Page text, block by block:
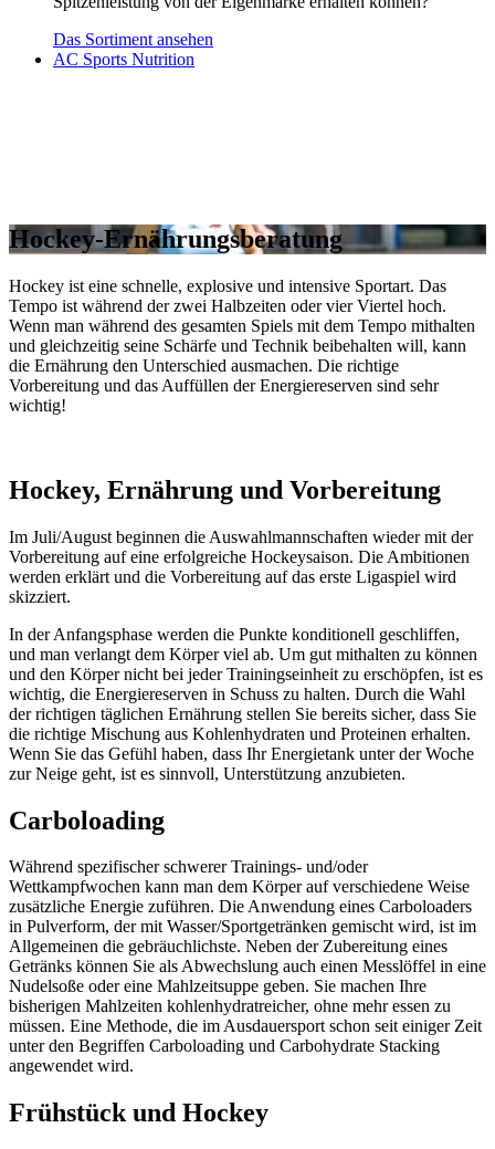
Das Sortiment ansehen
AC Sports Nutrition
Hockey-Ernährungsberatung
Hockey ist eine schnelle, explosive und intensive Sportart. Das
Tempo ist während der zwei Halbzeiten oder vier Viertel hoch.
Wenn man während des gesamten Spiels mit dem Tempo mithalten
und gleichzeitig seine Schärfe und Technik beibehalten will, kann
die Ernährung den Unterschied ausmachen. Die richtige
Vorbereitung und das Auffüllen der Energiereserven sind sehr
wichtig!
Hockey, Ernährung und Vorbereitung
Im Juli/August beginnen die Auswahlmannschaften wieder mit der
Vorbereitung auf eine erfolgreiche Hockeysaison. Die Ambitionen
werden erklärt und die Vorbereitung auf das erste Ligaspiel wird
skizziert.
In der Anfangsphase werden die Punkte konditionell geschliffen,
und man verlangt dem Körper viel ab. Um gut mithalten zu können
und den Körper nicht bei jeder Trainingseinheit zu erschöpfen, ist es
wichtig, die Energiereserven in Schuss zu halten. Durch die Wahl
der richtigen täglichen Ernährung stellen Sie bereits sicher, dass Sie
die richtige Mischung aus Kohlenhydraten und Proteinen erhalten.
Wenn Sie das Gefühl haben, dass Ihr Energietank unter der Woche
zur Neige geht, ist es sinnvoll, Unterstützung anzubieten.
Carboloading
Während spezifischer schwerer Trainings- und/oder
Wettkampfwochen kann man dem Körper auf verschiedene Weise
zusätzliche Energie zuführen. Die Anwendung eines Carboloaders
in Pulverform, der mit Wasser/Sportgetränken gemischt wird, ist im
Allgemeinen die gebräuchlichste. Neben der Zubereitung eines
Getränks können Sie als Abwechslung auch einen Messlöffel in eine
Nudelsoße oder eine Mahlzeitsuppe geben. Sie machen Ihre
bisherigen Mahlzeiten kohlenhydratreicher, ohne mehr essen zu
müssen. Eine Methode, die im Ausdauersport schon seit einiger Zeit
unter den Begriffen Carboloading und Carbohydrate Stacking
angewendet wird.
Frühstück und Hockey